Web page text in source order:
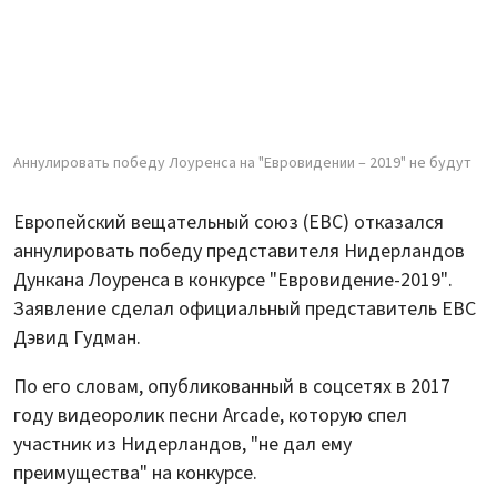
Аннулировать победу Лоуренса на "Евровидении – 2019" не будут
Европейский вещательный союз (ЕВС) отказался
аннулировать победу представителя Нидерландов
Дункана Лоуренса в конкурсе "Евровидение-2019".
Заявление сделал официальный представитель ЕВС
Дэвид Гудман.
По его словам, опубликованный в соцсетях в 2017
году видеоролик песни Arcade, которую спел
участник из Нидерландов, "не дал ему
преимущества" на конкурсе.